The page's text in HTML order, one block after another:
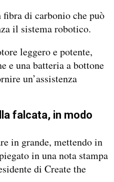
di carbonio che può
il sistema robotico.
leggero e potente,
e una batteria a bottone
un’assistenza
falcata, in modo
in grande, mettendo in
in una nota stampa
di Create the